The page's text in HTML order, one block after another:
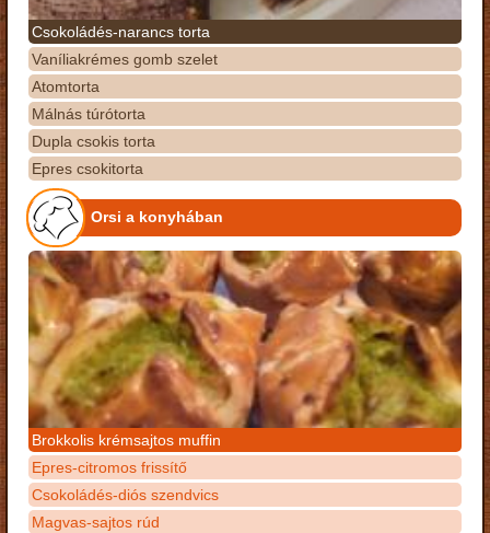
Csokoládés-narancs torta
Vaníliakrémes gomb szelet
Atomtorta
Málnás túrótorta
Dupla csokis torta
Epres csokitorta
Orsi a konyhában
Brokkolis krémsajtos muffin
Epres-citromos frissítő
Csokoládés-diós szendvics
Magvas-sajtos rúd